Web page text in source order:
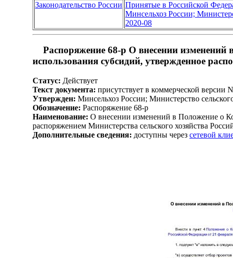
Законодательство России Принятые в Российской
Минсельхоз России;
2020-08
Распоряжение 68-р О внесении изменений
использования субсидий, утвержденное
Статус: Действует
Текст документа: присутствует в коммерческой версии
Утвержден: Минсельхоз России; Министерство
Обозначение: Распоряжение 68-р
Наименование: О внесении изменений в Положение о
распоряжением Министерства сельского хозяйства
Дополнительные сведения: доступны через сетевой